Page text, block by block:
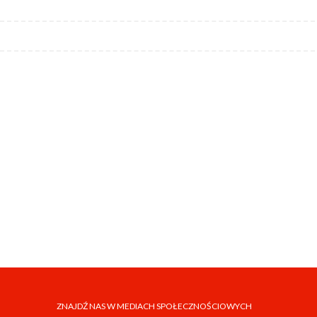
ZNAJDŹ NAS W MEDIACH SPOŁECZNOŚCIOWYCH